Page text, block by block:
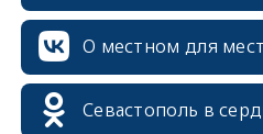
О местном для
Севастополь в